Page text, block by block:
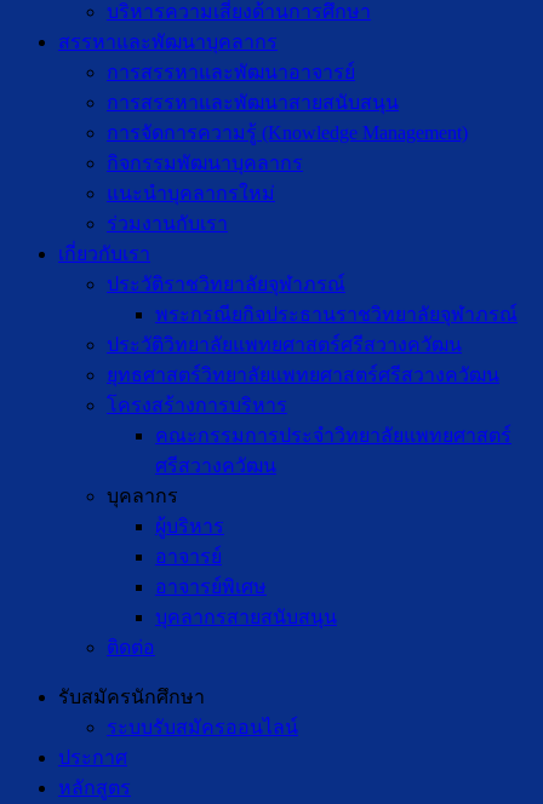
บริหารความเสี่ยงด้านการศึกษา
สรรหาและพัฒนาบุคลากร
การสรรหาและพัฒนาอาจารย์
การสรรหาและพัฒนาสายสนับสนุน
การจัดการความรู้ (Knowledge Management)
กิจกรรมพัฒนาบุคลากร
แนะนำบุคลากรใหม่
ร่วมงานกับเรา
เกี่ยวกับเรา
ประวัติราชวิทยาลัยจุฬาภรณ์
พระกรณียกิจประธานราชวิทยาลัยจุฬาภรณ์
ประวัติวิทยาลัยแพทยศาสตร์ศรีสวางควัฒน
ยุทธศาสตร์วิทยาลัยแพทยศาสตร์ศรีสวางควัฒน
โครงสร้างการบริหาร
คณะกรรมการประจำวิทยาลัยแพทยศาสตร์
ศรีสวางควัฒน
บุคลากร
ผู้บริหาร
อาจารย์
อาจารย์พิเศษ
บุคลากรสายสนับสนุน
ติดต่อ
รับสมัครนักศึกษา
ระบบรับสมัครออนไลน์
ประกาศ
หลักสูตร